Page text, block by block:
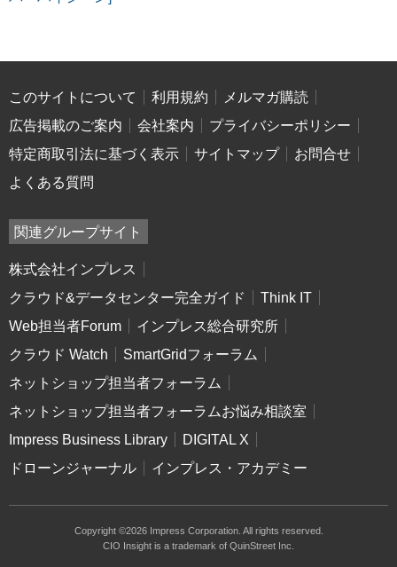
このサイトについて 利用規約
メルマガ購読
広告掲載のご案内
会社案内
プライバシーポリシー
特定商取引法に基づく表示
サイトマップ
お問合せ
よくある質問
関連グループサイト
株式会社インプレス
クラウド&データセンター完全ガイド
Think IT
Web担当者Forum
インプレス総合研究所
クラウド Watch
SmartGridフォーラム
ネットショップ担当者フォーラム
ネットショップ担当者フォーラムお悩み相談室
Impress Business Library
DIGITAL X
ドローンジャーナル
インプレス・アカデミー
Copyright ©2026 Impress Corporation. All rights reserved.
CIO Insight is a trademark of QuinStreet Inc.